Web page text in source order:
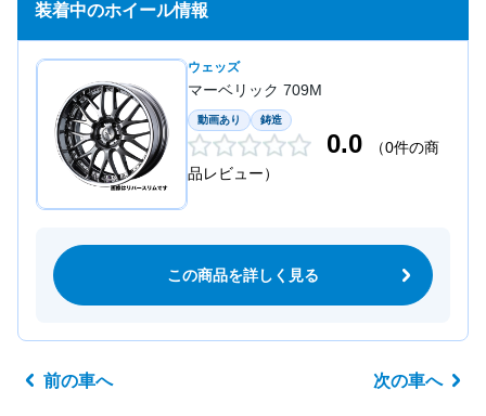
装着中のホイール情報
ウェッズ
マーベリック 709M
動画あり 鋳造
0.0
（0件の商
品レビュー）
この商品を詳しく見る
前の車へ 次の車へ